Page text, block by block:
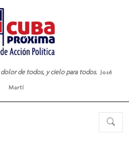
dolor de todos, y cielo para todos. José
Martí